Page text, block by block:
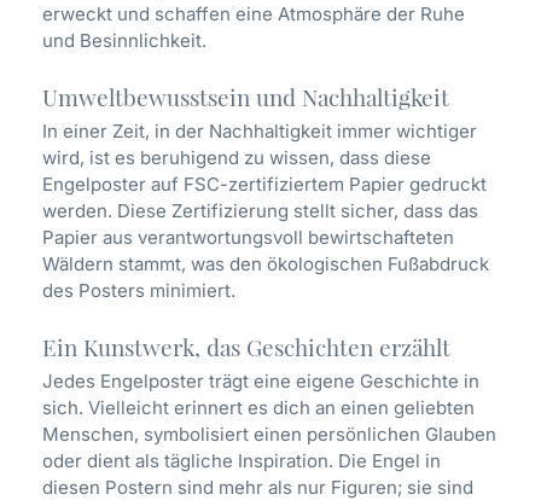
erweckt und schaffen eine Atmosphäre der Ruhe
und Besinnlichkeit.
Umweltbewusstsein und Nachhaltigkeit
In einer Zeit, in der Nachhaltigkeit immer wichtiger
wird, ist es beruhigend zu wissen, dass diese
Engelposter auf FSC-zertifiziertem Papier gedruckt
werden. Diese Zertifizierung stellt sicher, dass das
Papier aus verantwortungsvoll bewirtschafteten
Wäldern stammt, was den ökologischen Fußabdruck
des Posters minimiert.
Ein Kunstwerk, das Geschichten erzählt
Jedes Engelposter trägt eine eigene Geschichte in
sich. Vielleicht erinnert es dich an einen geliebten
Menschen, symbolisiert einen persönlichen Glauben
oder dient als tägliche Inspiration. Die Engel in
diesen Postern sind mehr als nur Figuren; sie sind